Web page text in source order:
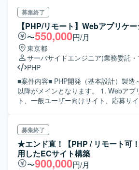
の構築 など ＜開発環境＞ ・開発言語：PHP ・PHPフレー
ムワーク：Slim ・インフラ：AWS ,
募集終了
【PHP/リモート】Webアプリケ
〜550,000円/月
東京都
サーバサイドエンジニア(業務委託
PHP
■案件内容■ PHP開発（基本設計）製造
以降がメインとなります。 1. Webアプ
ト、一般ユーザー向けサイト、応募サ
い開発スタイル（手順書あるものもある
募集終了
★エンド直！【PHP / リモート可
用したECサイト構築
〜900,000円/月